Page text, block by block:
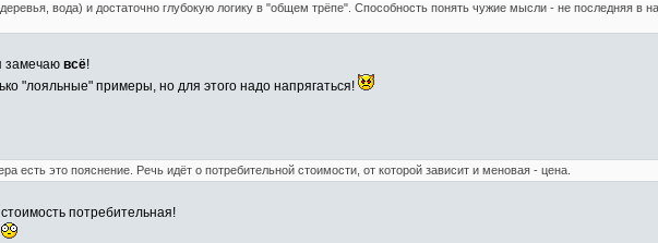
вода) и достаточно глубокую логику в "общем трёпе". Способность понять чужие мысли - не последняя в
замечаю всё!
"лояльные" примеры, но для этого надо напрягаться!
есть это пояснение. Речь идёт о потребительной стоимости, от которой зависит и меновая - цена.
потребительная!